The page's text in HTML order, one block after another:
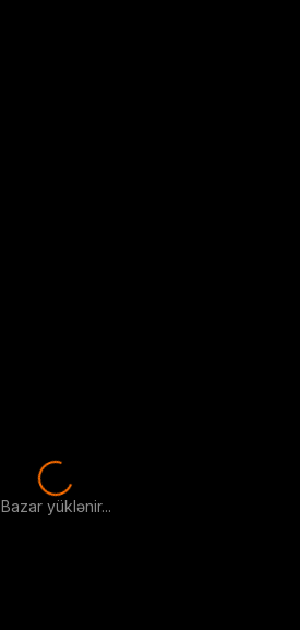
Bazar yüklənir...